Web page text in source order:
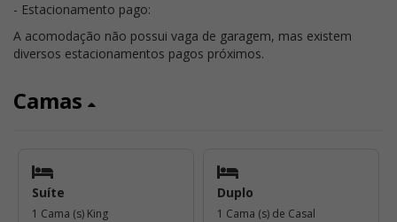
- Estacionamento pago:
A acomodação não possui vaga de garagem, mas existem
diversos estacionamentos pagos próximos.
Camas
Suíte
1 Cama (s) King
Duplo
1 Cama (s) de Casal